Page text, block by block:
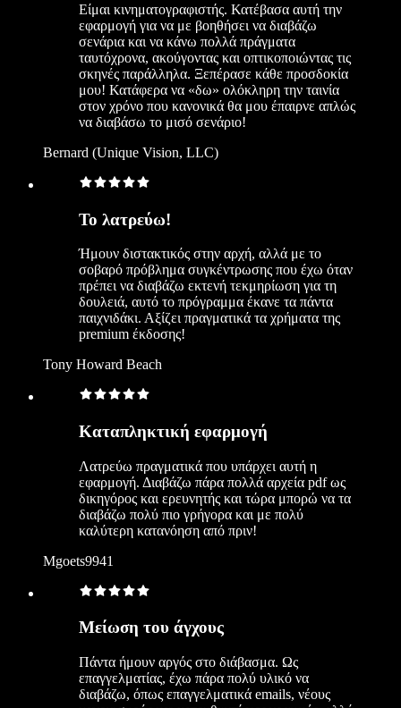
Είμαι κινηματογραφιστής. Κατέβασα αυτή την
εφαρμογή για να με βοηθήσει να διαβάζω
σενάρια και να κάνω πολλά πράγματα
ταυτόχρονα, ακούγοντας και οπτικοποιώντας τις
σκηνές παράλληλα. Ξεπέρασε κάθε προσδοκία
μου! Κατάφερα να «δω» ολόκληρη την ταινία
στον χρόνο που κανονικά θα μου έπαιρνε απλώς
να διαβάσω το μισό σενάριο!
Bernard (Unique Vision, LLC)
Το λατρεύω!
Ήμουν διστακτικός στην αρχή, αλλά με το
σοβαρό πρόβλημα συγκέντρωσης που έχω όταν
πρέπει να διαβάζω εκτενή τεκμηρίωση για τη
δουλειά, αυτό το πρόγραμμα έκανε τα πάντα
παιχνιδάκι. Αξίζει πραγματικά τα χρήματα της
premium έκδοσης!
Tony Howard Beach
Καταπληκτική εφαρμογή
Λατρεύω πραγματικά που υπάρχει αυτή η
εφαρμογή. Διαβάζω πάρα πολλά αρχεία pdf ως
δικηγόρος και ερευνητής και τώρα μπορώ να τα
διαβάζω πολύ πιο γρήγορα και με πολύ
καλύτερη κατανόηση από πριν!
Mgoets9941
Μείωση του άγχους
Πάντα ήμουν αργός στο διάβασμα. Ως
επαγγελματίας, έχω πάρα πολύ υλικό να
διαβάζω, όπως επαγγελματικά emails, νέους